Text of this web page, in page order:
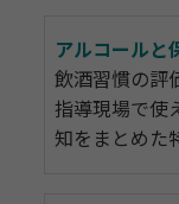
アルコールと
飲酒習慣の評
指導現場で使
知をまとめた